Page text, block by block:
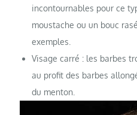
incontournables pour ce
moustache ou un bouc
exemples.
Visage carré : les barbes
au profit des barbes
du menton.